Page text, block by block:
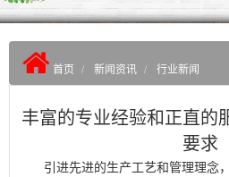
首页 新闻资讯 行业新闻
丰富的专业经验和正直的
要求
引进先进的生产工艺和管理理念